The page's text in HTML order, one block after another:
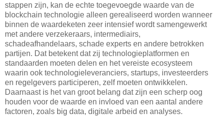
stappen zijn, kan de echte toegevoegde waarde van de
blockchain technologie alleen gerealiseerd worden wanneer
binnen de waardeketen zeer intensief wordt samengewerkt
met andere verzekeraars, intermediairs,
schadeafhandelaars, schade experts en andere betrokken
partijen. Dat betekent dat zij technologieplatformen en
standaarden moeten delen en het vereiste ecosysteem
waarin ook technologieleveranciers, startups, investeerders
en regelgevers participeren, zelf moeten ontwikkelen.
Daarnaast is het van groot belang dat zijn een scherp oog
houden voor de waarde en invloed van een aantal andere
factoren, zoals big data, digitale arbeid en analyses.